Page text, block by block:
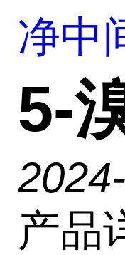
净中
5-
产品